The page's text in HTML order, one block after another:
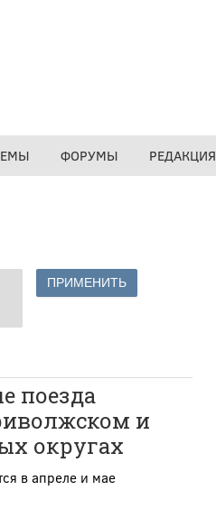
ФОРУМЫ РЕДАКЦИЯ
поезда
и
округах
в апреле и мае